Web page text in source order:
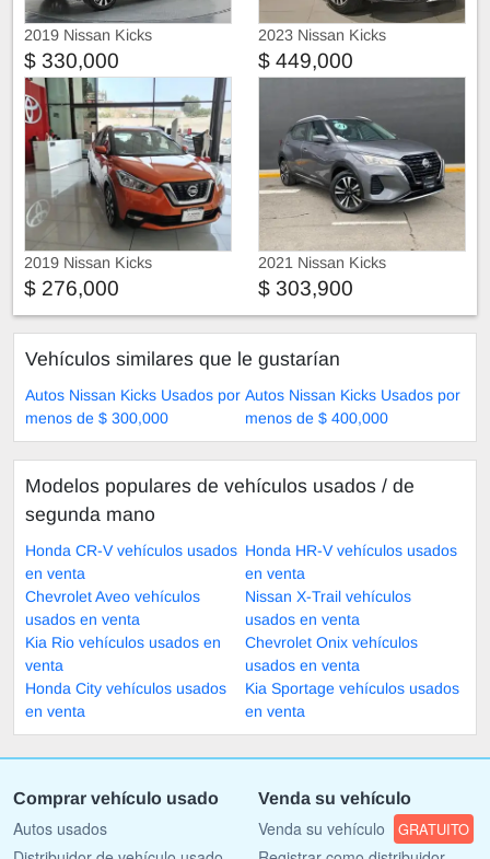
2019 Nissan Kicks
$ 330,000
2023 Nissan Kicks
$ 449,000
2019 Nissan Kicks
$ 276,000
2021 Nissan Kicks
$ 303,900
Vehículos similares que le gustarían
Autos Nissan Kicks Usados por
menos de $ 300,000
Autos Nissan Kicks Usados por
menos de $ 400,000
Modelos populares de vehículos usados ​​/ de
segunda mano
Honda CR-V vehículos usados
en venta
Honda HR-V vehículos usados
en venta
Chevrolet Aveo vehículos
usados en venta
Nissan X-Trail vehículos
usados en venta
Kia Rio vehículos usados en
venta
Chevrolet Onix vehículos
usados en venta
Honda City vehículos usados
en venta
Kia Sportage vehículos usados
en venta
Comprar vehículo usado
Autos usados
Venda su vehículo
Venda su vehículo GRATUITO